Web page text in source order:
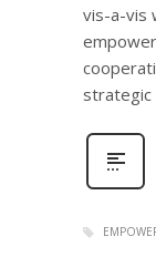
vis-a-vis
strategic